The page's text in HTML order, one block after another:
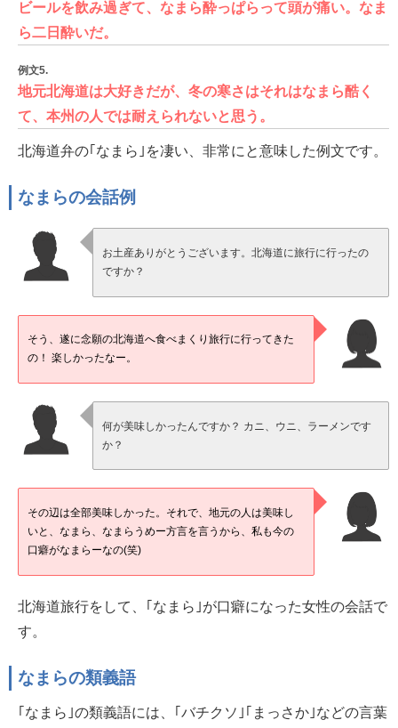
ビールを飲み過ぎて、なまら酔っぱらって頭が痛い。なま
ら二日酔いだ。
例文5.
地元北海道は大好きだが、冬の寒さはそれはなまら酷く
て、本州の人では耐えられないと思う。
北海道弁の｢なまら｣を凄い、非常にと意味した例文です。
なまらの会話例
お土産ありがとうございます。北海道に旅行に行ったの
ですか？
そう、遂に念願の北海道へ食べまくり旅行に行ってきた
の！ 楽しかったなー。
何が美味しかったんですか？ カニ、ウニ、ラーメンです
か？
その辺は全部美味しかった。それで、地元の人は美味し
いと、なまら、なまらうめー方言を言うから、私も今の
口癖がなまらーなの(笑)
北海道旅行をして、｢なまら｣が口癖になった女性の会話で
す。
なまらの類義語
｢なまら｣の類義語には、｢バチクソ｣｢まっさか｣などの言葉